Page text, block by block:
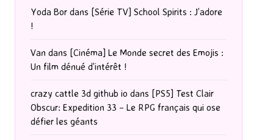
Yoda Bordans [Série TV] School Spirits : J’adore
!
Van dans [Cinéma] Le Monde secret des Emojis :
Un film dénué d’intérêt !
crazy cattle 3d github io dans [PS5] Test Clair
Obscur: Expedition 33 – Le RPG français qui ose
défier les géants